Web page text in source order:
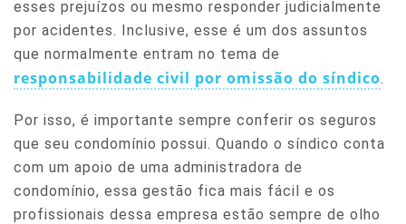
esses prejuízos ou mesmo responder judicialmente
por acidentes. Inclusive, esse é um dos assuntos
que normalmente entram no tema de
responsabilidade civil por omissão do síndico.
Por isso, é importante sempre conferir os seguros
que seu condomínio possui. Quando o síndico conta
com um apoio de uma administradora de
condomínio, essa gestão fica mais fácil e os
profissionais dessa empresa estão sempre de olho